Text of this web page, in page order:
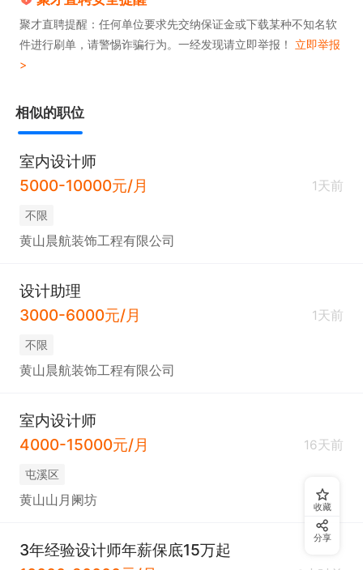
聚才直聘提醒：任何单位要求先交纳保证金或下载某种不知名软
件进行刷单，请警惕诈骗行为。一经发现请立即举报！ 立即举报
>
相似的职位
室内设计师
5000-10000元/月
1天前
不限
黄山晨航装饰工程有限公司
设计助理
3000-6000元/月
1天前
不限
黄山晨航装饰工程有限公司
室内设计师
4000-15000元/月
16天前
屯溪区
黄山山月阑坊
3年经验设计师年薪保底15万起
收藏
分享